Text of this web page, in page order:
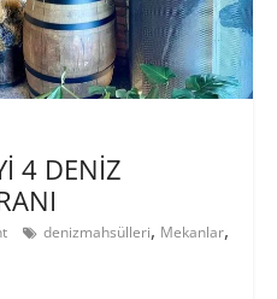
4 DENİZ
denizmahsülleri, Mekanlar,